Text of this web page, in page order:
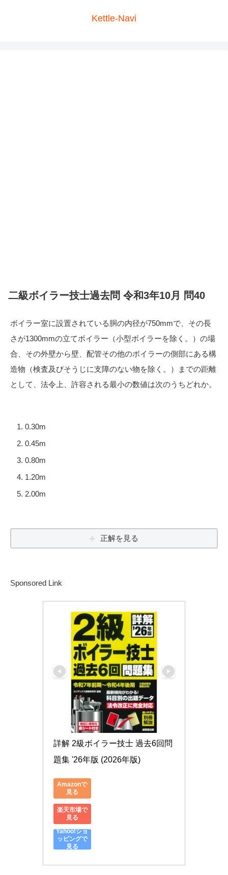
Kettle-Navi
二級ボイラー技士過去問 令和3年10月 問40
ボイラー室に設置されている胴の内径が750mmで、その長
さが1300mmの立てボイラー（小型ボイラーを除く。）の場
合、その外壁から壁、配管その他のボイラーの側部にある構
造物（検査及びそうじに支障のない物を除く。）までの距離
として、法令上、許容される最小の数値は次のうちどれか。
0.30m
0.45m
0.80m
1.20m
2.00m
正解を見る
Sponsored Link
詳解 2級ボイラー技士 過去6回問
題集 '26年版 (2026年版)
Amazonで
見る
楽天市場で
見る
Yahoo!ショ
ッピングで
見る